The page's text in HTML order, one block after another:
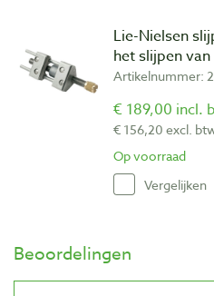
Lie-Nielsen
het slijpen
Artikelnummer:
€ 189,00 incl.
€ 156,20 excl.
Op voorraad
Vergelijken
Beoordelingen